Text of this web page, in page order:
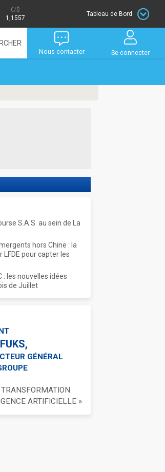
/$
1,1557
Tableau de Bord
Nous contacter Se connecter
S.A.S. au sein de La
hors Chine : la
pour capter les
: les nouvelles idées
de Juillet
GÉNÉRAL
ARTIFICIELLE »